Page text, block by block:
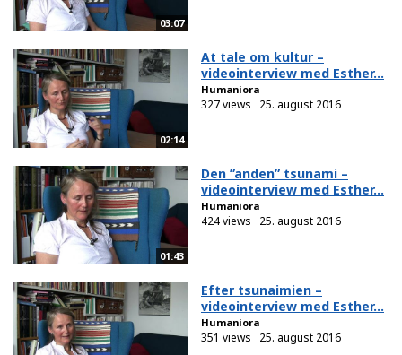
03:07
02:14
At tale om kultur –
videointerview med Esther...
Humaniora
327 views 25. august 2016
01:43
Den ”anden” tsunami –
videointerview med Esther...
Humaniora
424 views 25. august 2016
Efter tsunaimien –
videointerview med Esther...
Humaniora
351 views 25. august 2016